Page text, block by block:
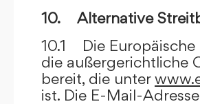
10. Alternative
10.1 Die Europäische
die außergerichtliche
bereit, die unter
ist. Die E-Mail-